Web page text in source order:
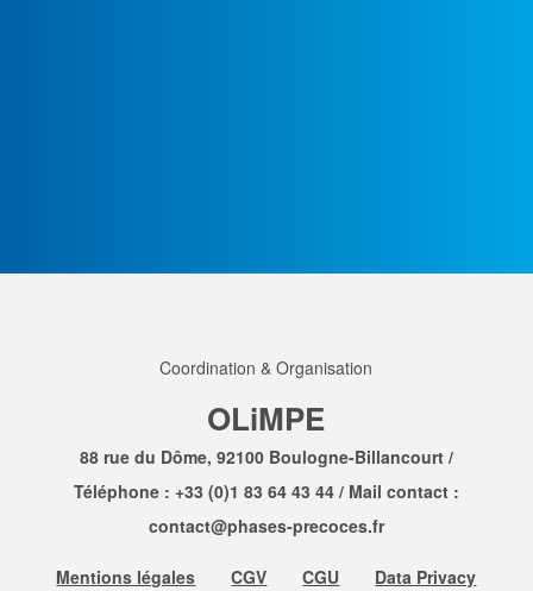
Coordination & Organisation
OLiMPE
88 rue du Dôme, 92100 Boulogne-Billancourt /
Téléphone : +33 (0)1 83 64 43 44/ Mail contact :
contact@phases-precoces.fr
Mentions légales CGV CGU Data Privacy